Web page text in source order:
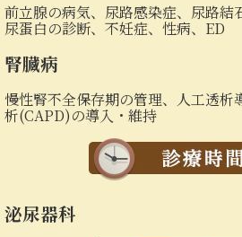
前立腺の病気、尿路感染症、尿路結
尿蛋白の診断、不妊症、性病、ED
腎臓病
慢性腎不全保存期の管理、人工透析
析(CAPD)の導入・維持
泌尿器科